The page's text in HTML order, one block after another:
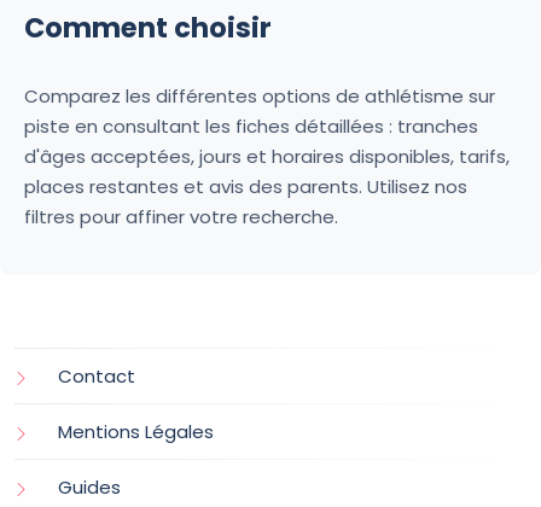
Comment choisir
Comparez les différentes options de athlétisme sur
piste en consultant les fiches détaillées : tranches
d'âges acceptées, jours et horaires disponibles, tarifs,
places restantes et avis des parents. Utilisez nos
filtres pour affiner votre recherche.
Contact
Mentions Légales
Guides